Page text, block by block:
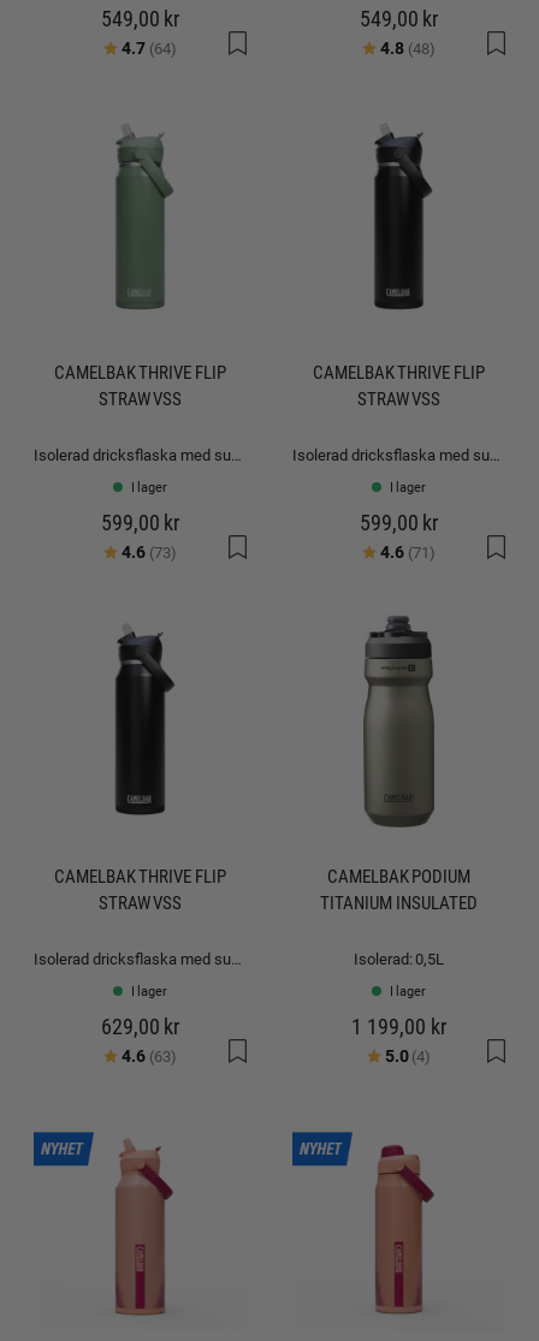
549,00 kr
Betyg:
4.7 (64) utav 5 stjärnor
549,00 kr
Betyg:
4.8 (48) utav 5
CAMELBAK THRIVE FLIP
STRAW VSS
Isolerad dricksflaska med sugrör: 0,75L
I lager
599,00 kr
Betyg:
4.6 (73) utav 5 stjärnor
CAMELBAK THRIVE FLIP
STRAW VSS
Isolerad dricksflaska med sugrör: 0,75L
I lager
599,00 kr
Betyg:
4.6 (71) utav 5
CAMELBAK THRIVE FLIP
STRAW VSS
Isolerad dricksflaska med sugrör: 1.0L
I lager
629,00 kr
Betyg:
4.6 (63) utav 5 stjärnor
CAMELBAK PODIUM
TITANIUM INSULATED
Isolerad: 0,5L
I lager
1 199,00 kr
Betyg:
5.0(4) utav 5